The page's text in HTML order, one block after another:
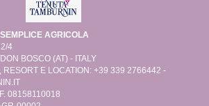
AGRICOLA
4
BOSCO (AT) - ITALY
RESORT E LOCATION: +39 339 2766442 -
08158110018